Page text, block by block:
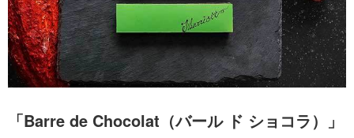
「Barre de Chocolat（バール ド ショコラ）」